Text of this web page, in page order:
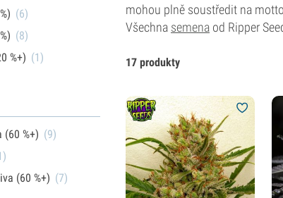
mohou plně soustředit na
Všechna semena od Ripper
17 produkty
(6)
(8)
%+) (1)
(60 %+) (9)
(60 %+) (7)